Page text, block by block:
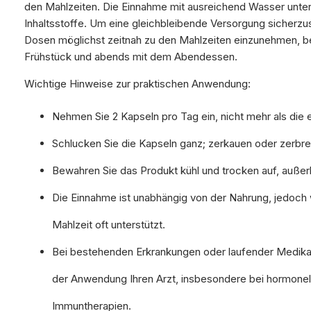
den Mahlzeiten. Die Einnahme mit ausreichend Wasser
Inhaltsstoffe. Um eine gleichbleibende Versorgung
Dosen möglichst zeitnah zu den Mahlzeiten einzunehmen,
Frühstück und abends mit dem Abendessen.
Wichtige Hinweise zur praktischen Anwendung:
Nehmen Sie 2 Kapseln pro Tag ein, nicht mehr als die
Schlucken Sie die Kapseln ganz; zerkauen oder
Bewahren Sie das Produkt kühl und trocken auf,
Die Einnahme ist unabhängig von der Nahrung,
Mahlzeit oft unterstützt.
Bei bestehenden Erkrankungen oder laufender
der Anwendung Ihren Arzt, insbesondere bei
Immuntherapien.